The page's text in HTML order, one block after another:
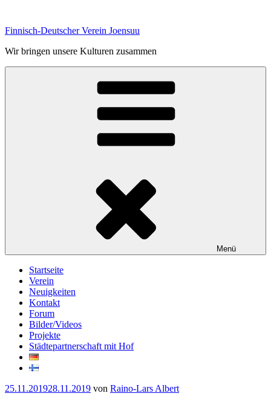
springen
Finnisch-Deutscher Verein Joensuu
Wir bringen unsere Kulturen zusammen
Menü
Startseite
Verein
Neuigkeiten
Kontakt
Forum
Bilder/Videos
Projekte
Städtepartnerschaft mit Hof
Veröffentlicht
25.11.201928.11.2019 von Raino-Lars Albert